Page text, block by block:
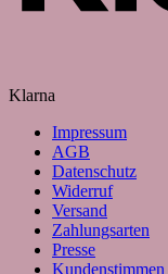
Klarna
Impressum
AGB
Datenschutz
Widerruf
Versand
Zahlungsarten
Presse
Kundenstimmen